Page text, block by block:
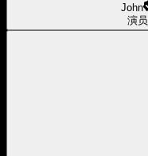
John
演员